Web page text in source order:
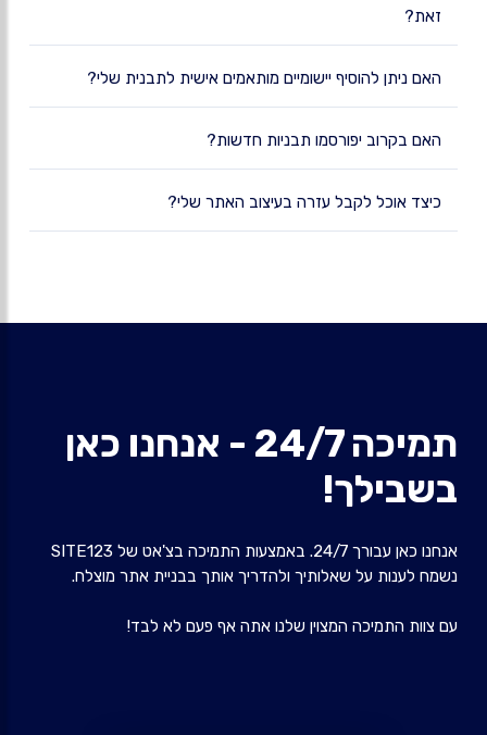
זאת?
האם ניתן להוסיף יישומיים מותאמים אישית לתבנית שלי?
האם בקרוב יפורסמו תבניות חדשות?
כיצד אוכל לקבל עזרה בעיצוב האתר שלי?
תמיכה 24/7 - אנחנו כאן
בשבילך!
אנחנו כאן עבורך 24/7. באמצעות התמיכה בצ'אט של SITE123
נשמח לענות על שאלותיך ולהדריך אותך בבניית אתר מוצלח.
עם צוות התמיכה המצוין שלנו אתה אף פעם לא לבד!